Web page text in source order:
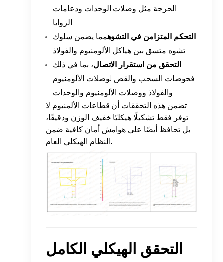
الحرجة مثل وصلات الوحدات ودعامات
الزوايا
التحكم المتزامن في التشوهمما يضمن سلوك
تشوه متسق بين هياكل الألومنيوم والفولاذ
التحقق من استقرار الاتصال، بما في ذلك
فحوصات السحب والقص لوصلات الألومنيوم
والفولاذ ووصلات الألومنيوم والوحدات
تضمن هذه التحققات أن قطاعات الألمنيوم لا
توفر فقط تشكيلًا هيكليًا خفيف الوزن ودقيقًا،
بل تحافظ أيضًا على هوامش أمان كافية ضمن
النظام الهيكلي العام.
التحقق الهيكلي الكامل